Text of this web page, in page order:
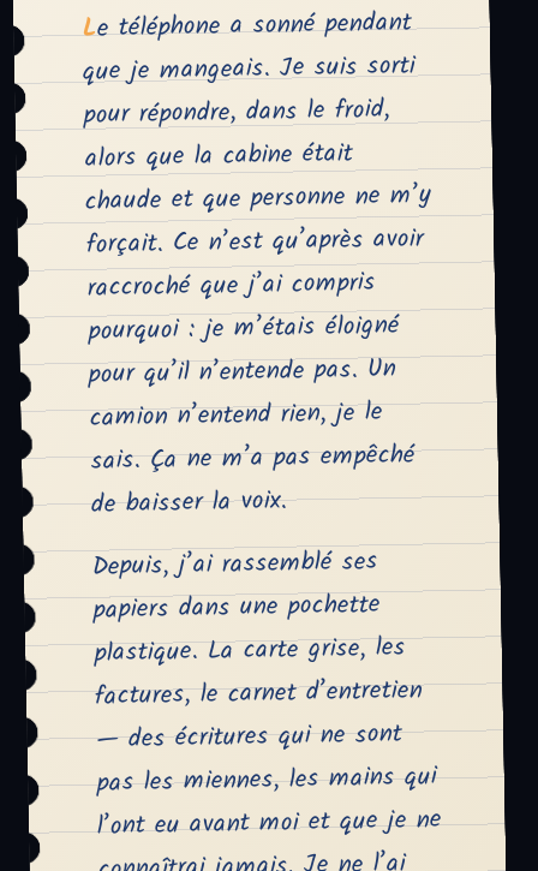
Le téléphone a sonné pendant
que je mangeais. Je suis sorti
pour répondre, dans le froid,
alors que la cabine était
chaude et que personne ne m’y
forçait. Ce n’est qu’après avoir
raccroché que j’ai compris
pourquoi : je m’étais éloigné
pour qu’il n’entende pas. Un
camion n’entend rien, je le
sais. Ça ne m’a pas empêché
de baisser la voix.
Depuis, j’ai rassemblé ses
papiers dans une pochette
plastique. La carte grise, les
factures, le carnet d’entretien
— des écritures qui ne sont
pas les miennes, les mains qui
l’ont eu avant moi et que je ne